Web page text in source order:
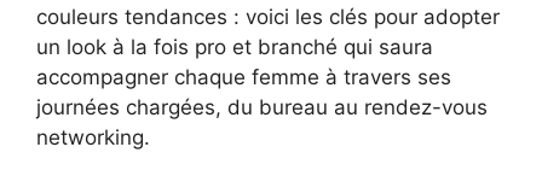
couleurs tendances : voici les clés pour adopter
un look à la fois pro et branché qui saura
accompagner chaque femme à travers ses
journées chargées, du bureau au rendez-vous
networking.